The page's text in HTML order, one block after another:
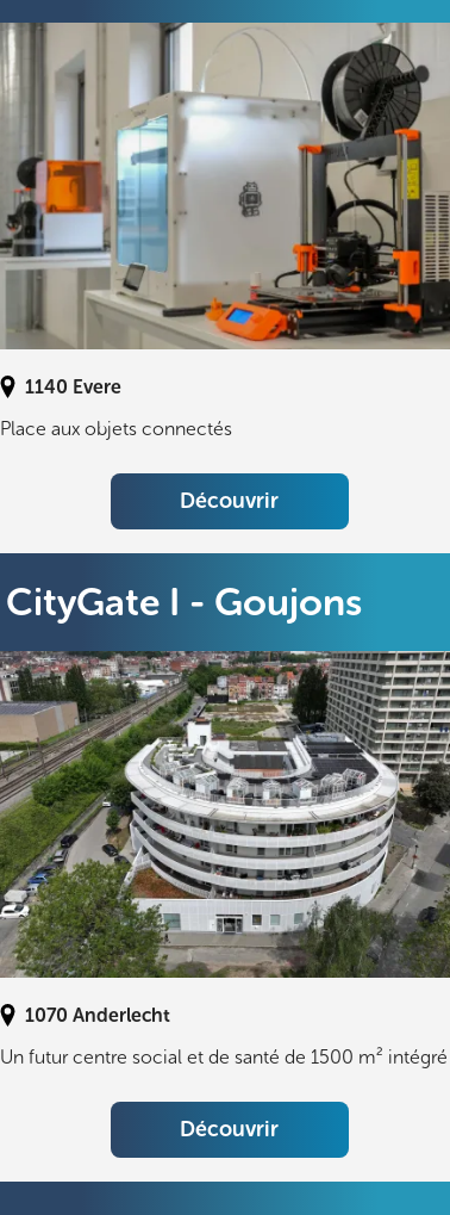
1140 Evere
Place aux objets connectés
Découvrir
CityGate I - Goujons
1070 Anderlecht
Un futur centre social et de santé de 1500 m² intégré
Découvrir